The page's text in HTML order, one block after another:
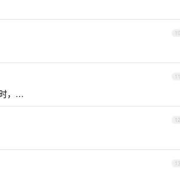
10
11
，…
12
13